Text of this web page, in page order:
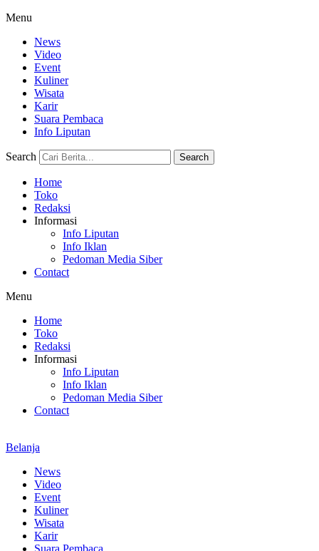
Menu
News
Video
Event
Kuliner
Wisata
Karir
Suara Pembaca
Info Liputan
Search Search
Home
Toko
Redaksi
Informasi
Info Liputan
Info Iklan
Pedoman Media Siber
Contact
Menu
Home
Toko
Redaksi
Informasi
Info Liputan
Info Iklan
Pedoman Media Siber
Contact
Belanja
News
Video
Event
Kuliner
Wisata
Karir
Suara Pembaca